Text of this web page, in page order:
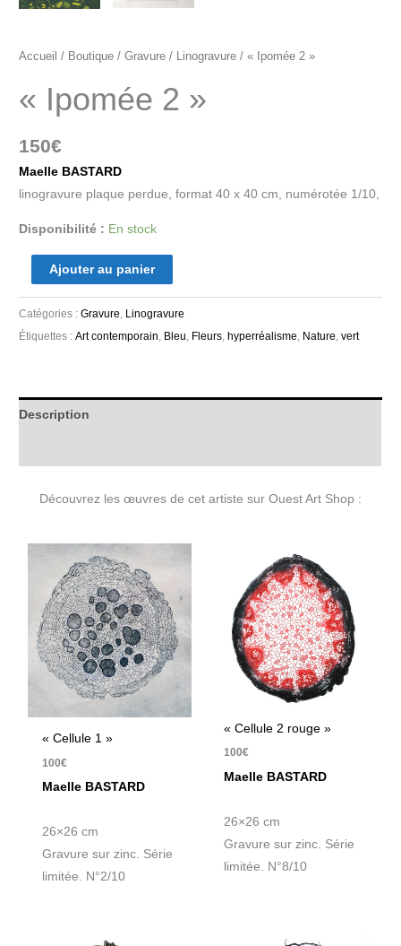
Accueil / Boutique /Gravure / Linogravure / « Ipomée 2 »
« Ipomée 2 »
150€
Maelle BASTARD
linogravure plaque perdue, format 40 x 40 cm, numérotée 1/10,
Disponibilité : En stock
Ajouter au panier
Catégories :Gravure, Linogravure
Étiquettes :Art contemporain, Bleu, Fleurs, hyperréalisme, Nature,vert
Description
Découvrez les œuvres de cet artiste sur Ouest Art Shop :
« Cellule 1 »
100€
Maelle BASTARD
26×26 cm
Gravure sur zinc. Série
limitée. N°2/10
« Cellule 2 rouge »
100€
Maelle BASTARD
26×26 cm
Gravure sur zinc. Série
limitée. N°8/10